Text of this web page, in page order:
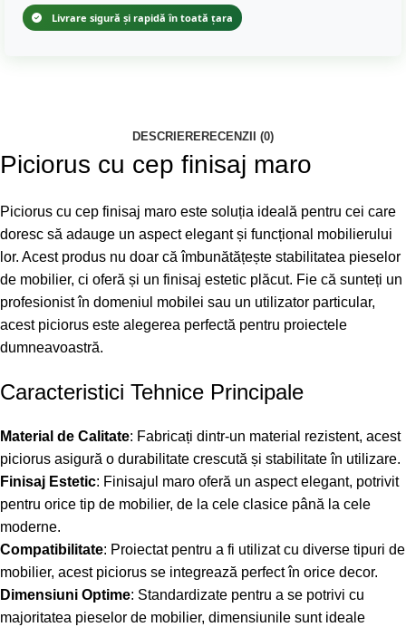
Livrare sigură și rapidă în toată țara
DESCRIERERECENZII (0)
Piciorus cu cep finisaj maro
Piciorus cu cep finisaj maro este soluția ideală pentru cei care
doresc să adauge un aspect elegant și funcțional mobilierului
lor. Acest produs nu doar că îmbunătățește stabilitatea pieselor
de mobilier, ci oferă și un finisaj estetic plăcut. Fie că sunteți un
profesionist în domeniul mobilei sau un utilizator particular,
acest piciorus este alegerea perfectă pentru proiectele
dumneavoastră.
Caracteristici Tehnice Principale
Material de Calitate: Fabricați dintr-un material rezistent, acest
piciorus asigură o durabilitate crescută și stabilitate în utilizare.
Finisaj Estetic: Finisajul maro oferă un aspect elegant, potrivit
pentru orice tip de mobilier, de la cele clasice până la cele
moderne.
Compatibilitate: Proiectat pentru a fi utilizat cu diverse tipuri de
mobilier, acest piciorus se integrează perfect în orice decor.
Dimensiuni Optime: Standardizate pentru a se potrivi cu
majoritatea pieselor de mobilier, dimensiunile sunt ideale